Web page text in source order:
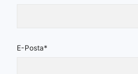
E-Posta*